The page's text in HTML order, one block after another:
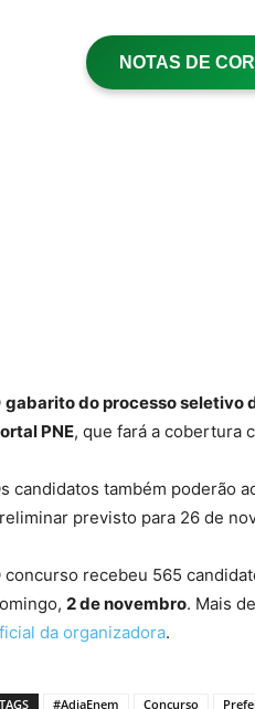
NOTAS DE
gabarito do processo seletivo
PNE, que fará a cobertura
candidatos também poderão
previsto para 26 de
concurso recebeu 565
2 de novembro. Mais
da organizadora.
TAGS #AdiaEnem Concurso